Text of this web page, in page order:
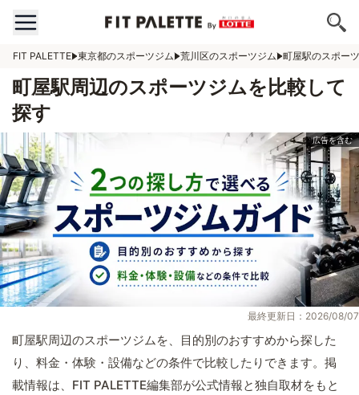
FIT PALETTE 東京都のスポーツジム 荒川区のスポーツジム 町屋駅のスポー
町屋駅周辺のスポーツジムを比較して
探す
最終更新日：2026/08/07
町屋駅周辺のスポーツジムを、目的別のおすすめから探した
り、料金・体験・設備などの条件で比較したりできます。掲
載情報は、FIT PALETTE編集部が公式情報と独自取材をもと